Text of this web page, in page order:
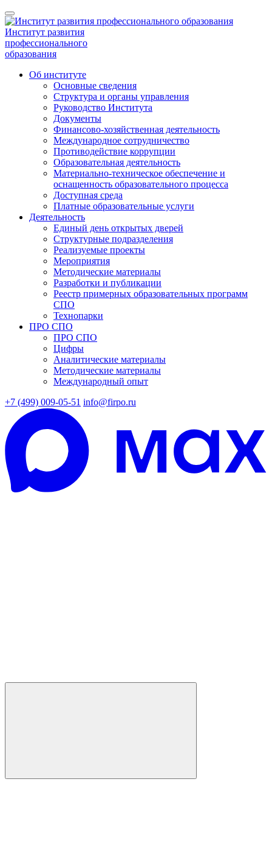
Институт развития
профессионального
образования
Об институте
Основные сведения
Структура и органы управления
Руководство Института
Документы
Финансово-хозяйственная деятельность
Международное сотрудничество
Противодействие коррупции
Образовательная деятельность
Материально-техническое обеспечение и
оснащенность образовательного процесса
Доступная среда
Платные образовательные услуги
Деятельность
Единый день открытых дверей
Структурные подразделения
Реализуемые проекты
Мероприятия
Методические материалы
Разработки и публикации
Реестр примерных образовательных программ
СПО
Технопарки
ПРО СПО
ПРО СПО
Цифры
Аналитические материалы
Методические материалы
Международный опыт
+7 (499) 009-05-51 info@firpo.ru